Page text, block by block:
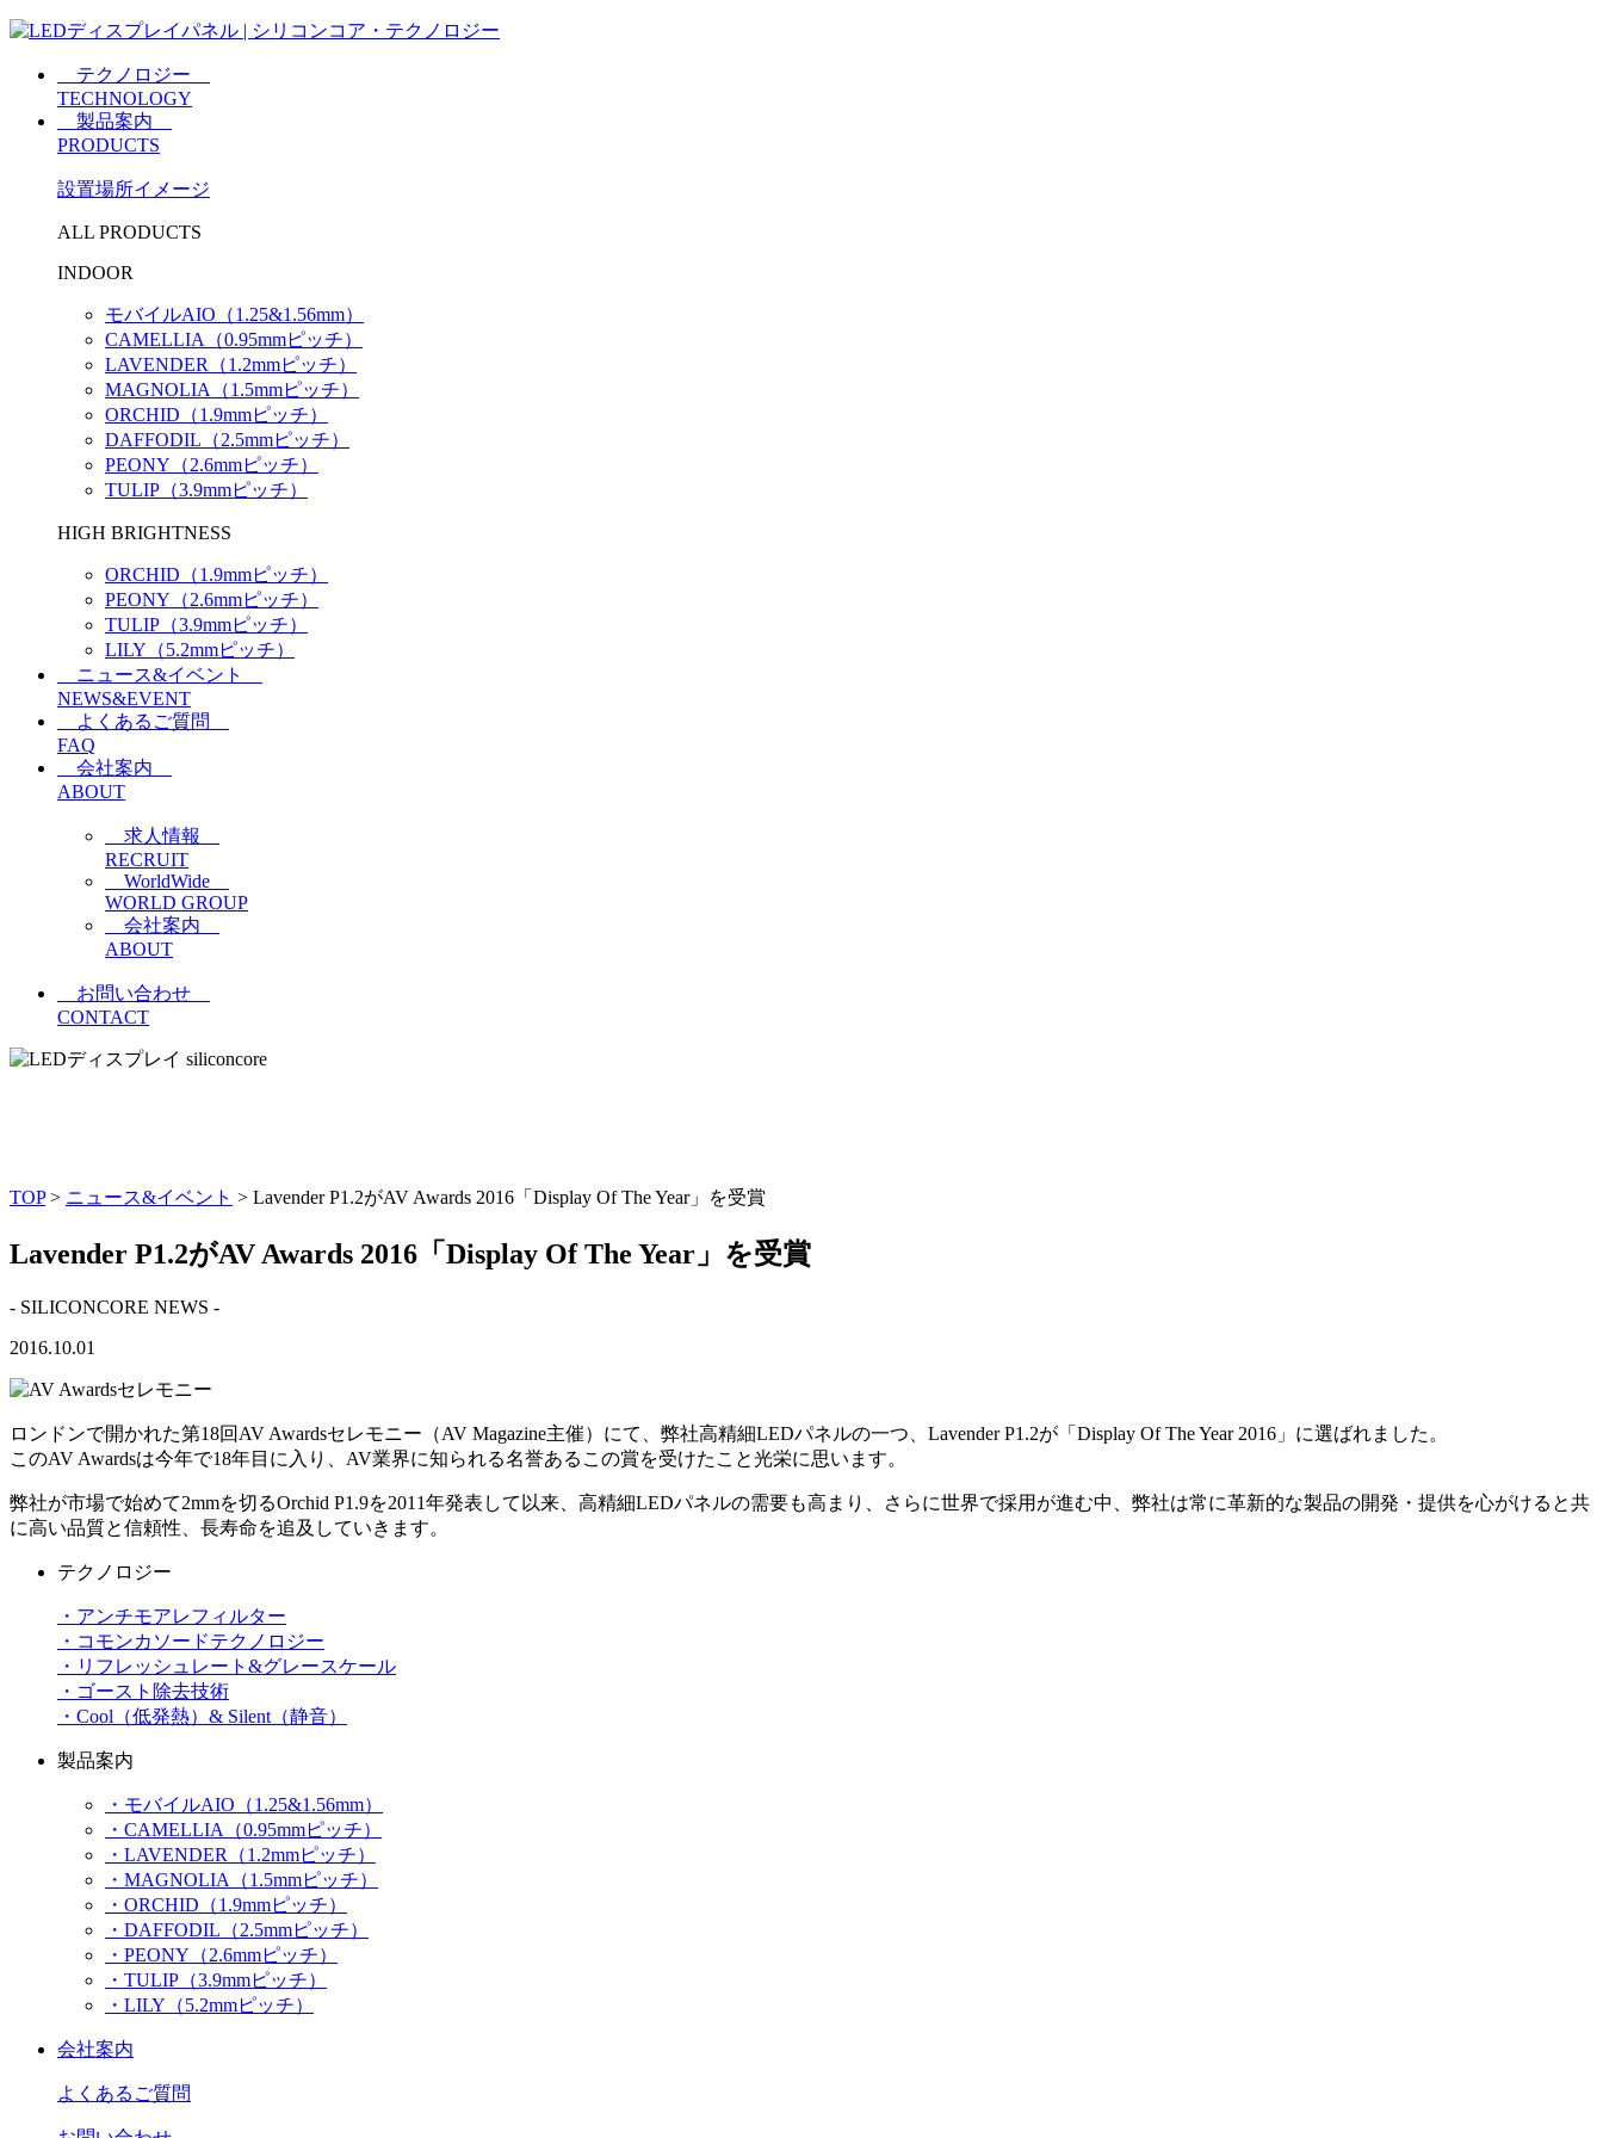
テクノロジー
TECHNOLOGY
製品案内
PRODUCTS
設置場所イメージ
ALL PRODUCTS
INDOOR
モバイルAIO（1.25&1.56mm）
CAMELLIA（0.95mmピッチ）
LAVENDER（1.2mmピッチ）
MAGNOLIA（1.5mmピッチ）
ORCHID（1.9mmピッチ）
DAFFODIL（2.5mmピッチ）
PEONY（2.6mmピッチ）
TULIP（3.9mmピッチ）
HIGH BRIGHTNESS
ORCHID（1.9mmピッチ）
PEONY（2.6mmピッチ）
TULIP（3.9mmピッチ）
LILY（5.2mmピッチ）
ニュース&イベント
NEWS&EVENT
よくあるご質問
FAQ
会社案内
ABOUT
求人情報
RECRUIT
WorldWide
WORLD GROUP
会社案内
ABOUT
お問い合わせ
CONTACT
TOP> ニュース&イベント > Lavender P1.2がAV Awards 2016「Display Of The Year」を受賞
Lavender P1.2がAV Awards 2016「Display Of The Year」を受賞
- SILICONCORE NEWS -
2016.10.01
ロンドンで開かれた第18回AV Awardsセレモニー（AV Magazine主催）にて、弊社高精細LEDパネルの一つ、Lavender P1.2が「Display Of The Year 2016」に選ばれました。
このAV Awardsは今年で18年目に入り、AV業界に知られる名誉あるこの賞を受けたこと光栄に思います。
弊社が市場で始めて2mmを切るOrchid P1.9を2011年発表して以来、高精細LEDパネルの需要も高まり、さらに世界で採用が進む中、弊社は常に革新的な製品の開発・提供を心がけると共
に高い品質と信頼性、長寿命を追及していきます。
テクノロジー
・アンチモアレフィルター
・コモンカソードテクノロジー
・リフレッシュレート&グレースケール
・ゴースト除去技術
・Cool（低発熱）& Silent（静音）
製品案内
・モバイルAIO（1.25&1.56mm）
・CAMELLIA（0.95mmピッチ）
・LAVENDER（1.2mmピッチ）
・MAGNOLIA（1.5mmピッチ）
・ORCHID（1.9mmピッチ）
・DAFFODIL（2.5mmピッチ）
・PEONY（2.6mmピッチ）
・TULIP（3.9mmピッチ）
・LILY（5.2mmピッチ）
会社案内
よくあるご質問